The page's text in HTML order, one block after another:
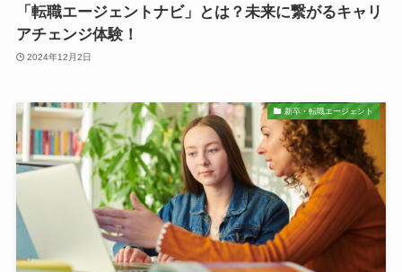
「転職エージェントナビ」とは？未来に繋がるキャリ
アチェンジ体験！
2024年12月2日
新卒・転職エージェント